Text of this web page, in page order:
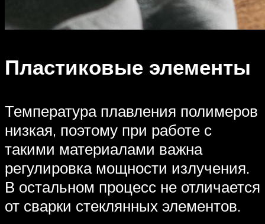
Пластиковые элементы
Температура плавления полимеров
низкая, поэтому при работе с
такими материалами важна
регулировка мощности излучения.
В остальном процесс не отличается
от сварки стеклянных элементов.